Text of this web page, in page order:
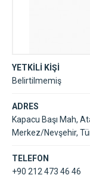
YETKİLİ KİŞİ
Belirtilmemiş
ADRES
Kapacu Başı Mah,
Merkez/Nevşehir,
TELEFON
+90 212 473 46 46